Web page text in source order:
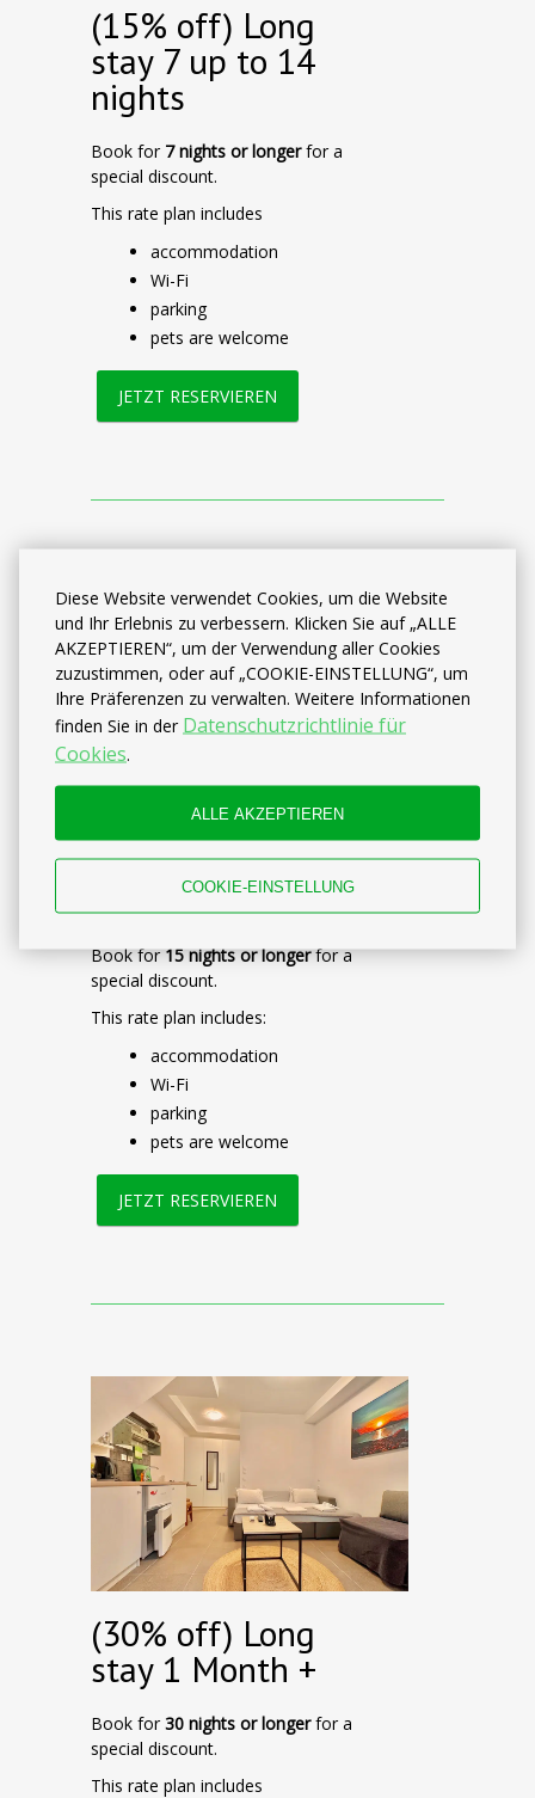
Diese Website verwendet Cookies, um die Website
und Ihr Erlebnis zu verbessern. Klicken Sie auf „ALLE
AKZEPTIEREN“, um der Verwendung aller Cookies
zuzustimmen, oder auf „COOKIE-EINSTELLUNG“, um
Ihre Präferenzen zu verwalten. Weitere Informationen
finden Sie in der Datenschutzrichtlinie für
Cookies.
ALLE AKZEPTIEREN
COOKIE-EINSTELLUNG
(15% off) Long
stay 7 up to 14
nights
Book for 7 nights or longerfor a
special discount.
This rate plan includes
accommodation
Wi-Fi
parking
pets are welcome
JETZT RESERVIEREN
(20% off) Long
stay 15 up to 29
nights
Book for15 nights or longerfor a
special discount.
This rate plan includes:
accommodation
Wi-Fi
parking
pets are welcome
JETZT RESERVIEREN
(30% off) Long
stay 1 Month +
Book for30 nights or longerfor a
special discount.
This rate plan includes